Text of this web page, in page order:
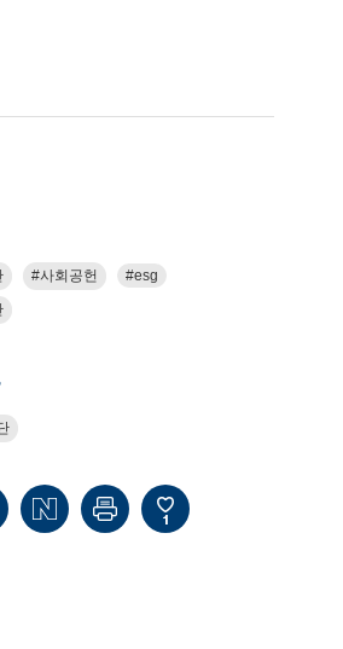
사회공헌
esg
1